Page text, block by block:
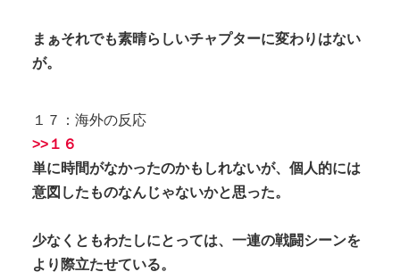
まぁそれでも素晴らしいチャプターに変わりはない
が。
１７：海外の反応
>>１６
単に時間がなかったのかもしれないが、個人的には
意図したものなんじゃないかと思った。
少なくともわたしにとっては、一連の戦闘シーンを
より際立たせている。